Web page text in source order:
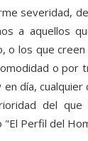
severidad,
a aquellos
o los que
o
en día,
del que
"El Perfil del